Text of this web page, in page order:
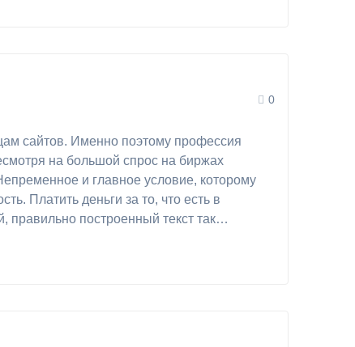
0
сайтов. Именно поэтому профессия
на большой спрос на биржах
и главное условие, которому
Платить деньги за то, что есть в
правильно построенный текст так…